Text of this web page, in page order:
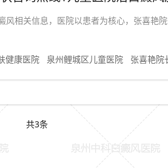
相关信息，医院以患者为核心，张喜艳院
健康医院 泉州鲤城区儿童医院 张喜艳院
共3条